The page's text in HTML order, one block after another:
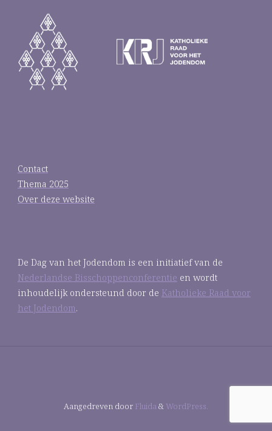
Contact
Thema 2025
Over deze website
De Dag van het Jodendom is een initiatief van de
Nederlandse Bisschoppenconferentie en wordt
inhoudelijk ondersteund door de Katholieke Raad voor
het Jodendom.
Aangedreven door Fluida & WordPress.